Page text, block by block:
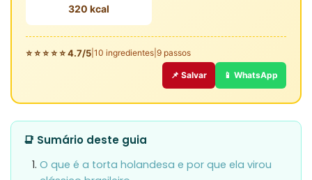
320 kcal
⭐ ⭐ ⭐ ⭐ ⭐ 4.7/5 10 ingredientes 9 passos
📌 Salvar 📱 WhatsApp
📑 Sumário deste guia
O que é a torta holandesa e por que ela virou